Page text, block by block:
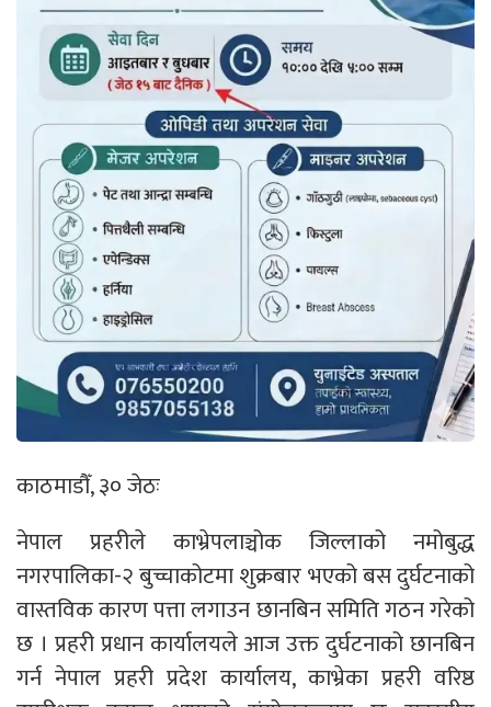
काठमाडौँ, ३० जेठः
नेपाल प्रहरीले काभ्रेपलाञ्चोक जिल्लाको नमोबुद्ध
नगरपालिका-२ बुच्चाकोटमा शुक्रबार भएको बस दुर्घटनाको
वास्तविक कारण पत्ता लगाउन छानबिन समिति गठन गरेको
छ । प्रहरी प्रधान कार्यालयले आज उक्त दुर्घटनाको छानबिन
गर्न नेपाल प्रहरी प्रदेश कार्यालय, काभ्रेका प्रहरी वरिष्ठ